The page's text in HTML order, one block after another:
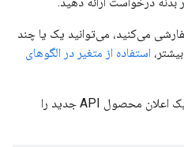
می‌کنید، می‌توانید یک یا چند
استفاده از متغیر در الگوهای
برای مثال، درخواست زیر محتوای یک اعلان محصول API جدید را